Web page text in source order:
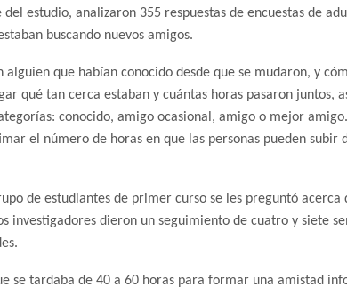
estudio, analizaron 355 respuestas de encuestas de
buscando nuevos amigos.
alguien que habían conocido desde que se mudaron, y
qué tan cerca estaban y cuántas horas pasaron juntos,
conocido, amigo ocasional, amigo o mejor
el número de horas en que las personas pueden subir
de estudiantes de primer curso se les preguntó acerca
investigadores dieron un seguimiento de cuatro y siete
se tardaba de 40 a 60 horas para formar una amistad